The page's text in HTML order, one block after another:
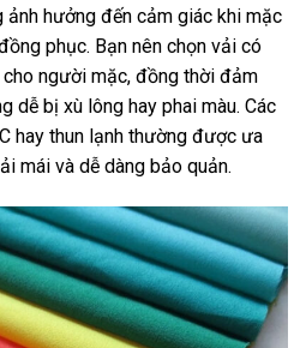
ảnh hưởng đến cảm giác khi mặc
phục. Bạn nên chọn vải có
người mặc, đồng thời đảm
dễ bị xù lông hay phai màu. Các
hay thun lạnh thường được ưa
mái và dễ dàng bảo quản.